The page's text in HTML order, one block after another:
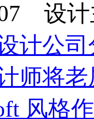
07 设
计公
师将
风格